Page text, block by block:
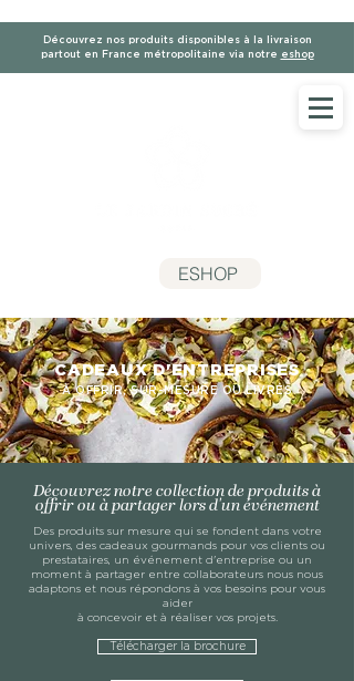
Découvrez nos produits disponibles à la livraison
partout en France métropolitaine via notre eshop
ESHOP
À OFFRIR, SUR-MESURE OU LIVRÉS
CADEAUX D'ENTREPRISES
Découvrez notre collection de produits à
offrir ou à partager lors d'unévénement
Des produits sur mesure qui se fondent dans votre
univers, des cadeaux gourmands pour vos clients ou
prestataires, un événement d'entreprise ou un
moment à partager entre collaborateurs nous nous
adaptons et nous répondons à vos besoins pour vous
aider
à concevoir et à réaliser vos projets.
Télécharger la brochure